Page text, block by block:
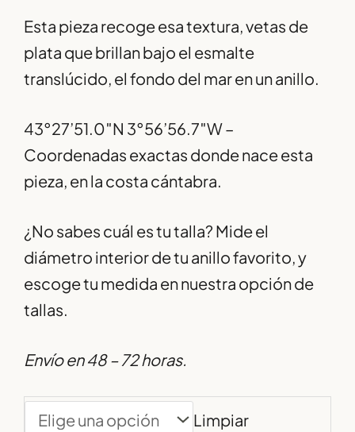
Esta pieza recoge esa textura, vetas de
plata que brillan bajo el esmalte
translúcido, el fondo del mar en un anillo.
43°27’51.0″N 3°56’56.7″W –
Coordenadas exactas donde nace esta
pieza, en la costa cántabra.
¿No sabes cuál es tu talla? Mide el
diámetro interior de tu anillo favorito, y
escoge tu medida en nuestra opción de
tallas.
Envío en 48 – 72 horas.
Limpiar